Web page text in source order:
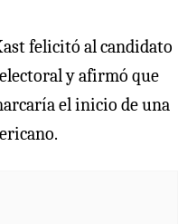
felicitó al candidato
y afirmó que
el inicio de una